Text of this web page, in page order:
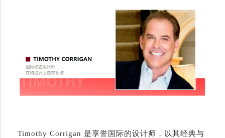
Timothy Corrigan 是享誉国际的设计师，以其经典与